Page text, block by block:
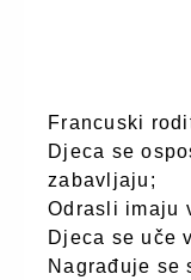
Francuski
Djeca se
zabavljaju;
Odrasli imaju
Djeca se uče
Nagrađuje se